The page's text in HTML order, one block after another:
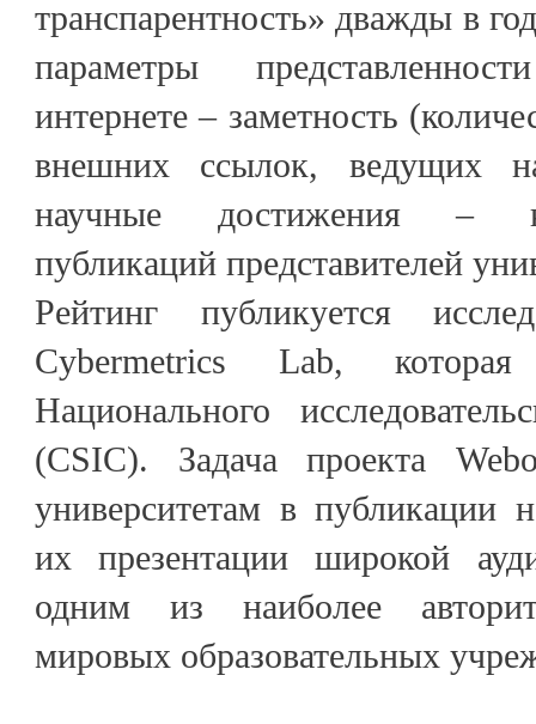
транспарентность» дважды в
параметры
интернете – заметность
внешних ссылок, ведущих
научные достижения –
публикаций представителей
Рейтинг публикуется
Cybermetrics Lab,
Национального
(CSIC). Задача проекта
университетам в публикации
их презентации широкой
одним из наиболее
мировых образовательных